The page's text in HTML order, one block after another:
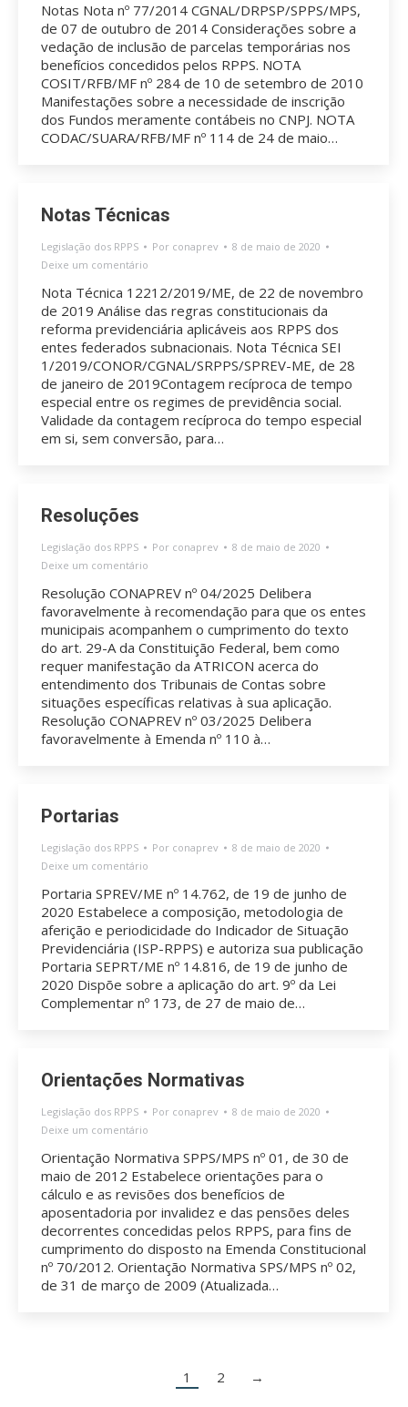
Notas Nota nº 77/2014 CGNAL/DRPSP/SPPS/MPS,
de 07 de outubro de 2014 Considerações sobre a
vedação de inclusão de parcelas temporárias nos
benefícios concedidos pelos RPPS. NOTA
COSIT/RFB/MF nº 284 de 10 de setembro de 2010
Manifestações sobre a necessidade de inscrição
dos Fundos meramente contábeis no CNPJ. NOTA
CODAC/SUARA/RFB/MF nº 114 de 24 de maio…
Notas Técnicas
Legislação dos RPPS Por conaprev
8 de maio de 2020
Deixe um comentário
Nota Técnica 12212/2019/ME, de 22 de novembro
de 2019 Análise das regras constitucionais da
reforma previdenciária aplicáveis aos RPPS dos
entes federados subnacionais. Nota Técnica SEI
1/2019/CONOR/CGNAL/SRPPS/SPREV-ME, de 28
de janeiro de 2019Contagem recíproca de tempo
especial entre os regimes de previdência social.
Validade da contagem recíproca do tempo especial
em si, sem conversão, para…
Resoluções
Legislação dos RPPS Por conaprev
8 de maio de 2020
Deixe um comentário
Resolução CONAPREV nº 04/2025 Delibera
favoravelmente à recomendação para que os entes
municipais acompanhem o cumprimento do texto
do art. 29-A da Constituição Federal, bem como
requer manifestação da ATRICON acerca do
entendimento dos Tribunais de Contas sobre
situações específicas relativas à sua aplicação.
Resolução CONAPREV nº 03/2025 Delibera
favoravelmente à Emenda nº 110 à…
Portarias
Legislação dos RPPS Por conaprev
8 de maio de 2020
Deixe um comentário
Portaria SPREV/ME nº 14.762, de 19 de junho de
2020 Estabelece a composição, metodologia de
aferição e periodicidade do Indicador de Situação
Previdenciária (ISP-RPPS) e autoriza sua publicação
Portaria SEPRT/ME nº 14.816, de 19 de junho de
2020 Dispõe sobre a aplicação do art. 9º da Lei
Complementar nº 173, de 27 de maio de…
Orientações Normativas
Legislação dos RPPS Por conaprev
8 de maio de 2020
Deixe um comentário
Orientação Normativa SPPS/MPS nº 01, de 30 de
maio de 2012 Estabelece orientações para o
cálculo e as revisões dos benefícios de
aposentadoria por invalidez e das pensões deles
decorrentes concedidas pelos RPPS, para fins de
cumprimento do disposto na Emenda Constitucional
nº 70/2012. Orientação Normativa SPS/MPS nº 02,
de 31 de março de 2009 (Atualizada…
1 2 →